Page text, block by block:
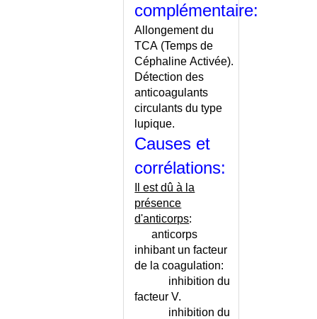
ANXIETE OU DEPRESSION ?
ANXIETE OU DEPRESSION ? -
APNEE DU SOMMEIL -
APPAREILLAGE POUR
APPENDICITE AIGUE
ARAN-DUCHENNE (MALADIE
complémentaire:
Allongement du
TCA (Temps de
Céphaline Activée).
Détection des
anticoagulants
circulants du type
lupique.
Causes et
corrélations:
Il est dû à la
présence
d'anticorps:
anticorps
inhibant un facteur
de la coagulation:
inhibition du
facteur V.
inhibition du